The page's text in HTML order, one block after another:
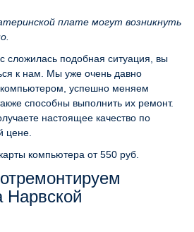
плате могут возникнуть
сложилась подобная ситуация, вы
к нам. Мы уже очень давно
успешно меняем
способны выполнить их ремонт.
настоящее качество по
цене.
компьютера от 550 руб.
Нарвской